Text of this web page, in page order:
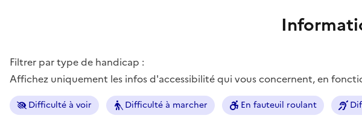
Filtrer par type de handicap :
Affichez uniquement les infos d'accessibilité qui vous concernent, en
Difficulté à voir Difficulté à marcher En fauteuil roulant